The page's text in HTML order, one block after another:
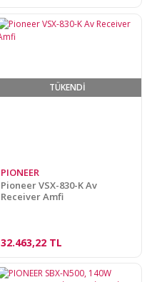
TÜKENDİ
PIONEER
Pioneer VSX-830-K Av
Receiver Amfi
32.463,22 TL